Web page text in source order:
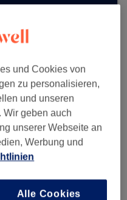
und Cookies von
zu personalisieren,
und unseren
Wir geben auch
unserer Webseite an
Werbung und
Alle Cookies